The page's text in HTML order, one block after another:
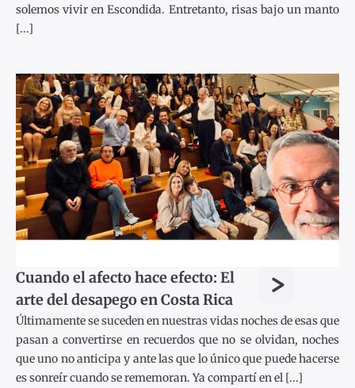
solemos vivir en Escondida. Entretanto, risas bajo un manto
[...]
Cuando el afecto hace efecto: El
arte del desapego en Costa Rica
>
Últimamente se suceden en nuestras vidas noches de esas que
pasan a convertirse en recuerdos que no se olvidan, noches
que uno no anticipa y ante las que lo único que puede hacerse
es sonreír cuando se rememoran. Ya compartí en el [...]